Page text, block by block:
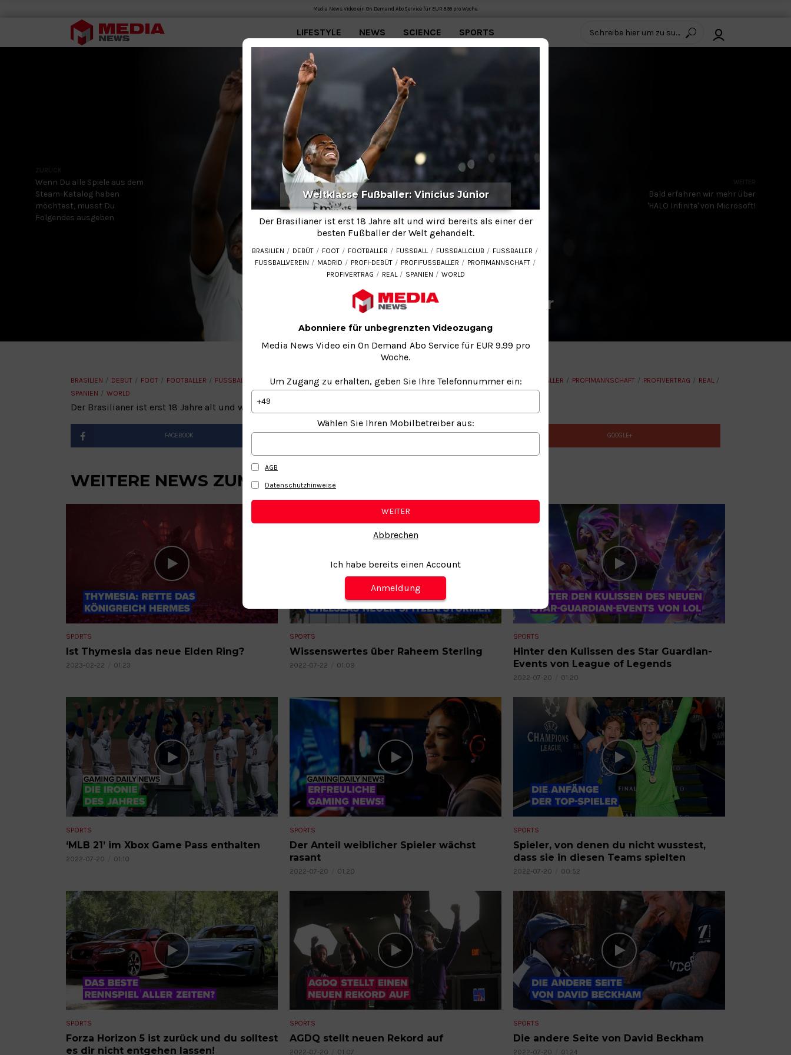
Media News Video ein On Demand Abo Service für EUR 9.99 pro Woche.
LIFESTYLE NEWS SCIENCE SPORTS
Weltklasse Fußballer: Vinícius Júnior
Der Brasilianer ist erst 18 Jahre alt und wird bereits als einer der
besten Fußballer der Welt gehandelt.
BRASILIEN DEBÜT FOOT FOOTBALLER FUSSBALL FUSSBALLCLUB
FUSSBALLER
FUSSBALLVEREIN
MADRID PROFI-DEBÜT PROFIFUSSBALLER
PROFIMANNSCHAFT
PROFIVERTRAG
REAL SPANIEN WORLD
Abonniere für unbegrenzten Videozugang
Media News Video ein On Demand Abo Service für EUR 9.99 pro
Woche.
Um Zugang zu erhalten, geben Sie Ihre Telefonnummer ein:
+49
Wählen Sie Ihren Mobilbetreiber aus:
AGB
Datenschutzhinweise
WEITER
Abbrechen
Ich habe bereits einen Account
Anmeldung
Wenn Du alle Spiele aus dem
Steam-Katalog haben
möchtest, musst Du
Folgendes ausgeben
Bald erfahren wir mehr über
'HALO Infinite' von Microsoft!
Weltklasse Fußballer: Vinícius Júnior
2020-10-14 01:14
BRASILIEN DEBÜT FOOT FOOTBALLER FUSSBALL FUSSBALLCLUB FUSSBALLER FUSSBALLVEREIN MADRID PROFI-DEBÜT PROFIFUSSBALLER PROFIMANNSCHAFT PROFIVERTRAG
REAL
SPANIEN
WORLD
Der Brasilianer ist erst 18 Jahre alt und wird bereits als einer der besten Fußballer der Welt gehandelt.
FACEBOOK TWITTER GOOGLE+
WEITERE NEWS ZUM THEMA
SPORTS
Ist Thymesia das neue Elden Ring?
2023-02-22 01:23
SPORTS
Wissenswertes über Raheem Sterling
2022-07-22 01:09
SPORTS
Hinter den Kulissen des Star Guardian-
Events von League of Legends
2022-07-20 01:20
SPORTS
‘MLB 21’ im Xbox Game Pass enthalten
2022-07-20 01:10
SPORTS
Der Anteil weiblicher Spieler wächst
rasant
2022-07-20 01:20
SPORTS
Spieler, von denen du nicht wusstest,
dass sie in diesen Teams spielten
2022-07-20 00:52
SPORTS
Forza Horizon 5 ist zurück und du solltest
es dir nicht entgehen lassen!
SPORTS
AGDQ stellt neuen Rekord auf
2022-07-20 01:07
SPORTS
Die andere Seite von David Beckham
2022-07-20 01:24